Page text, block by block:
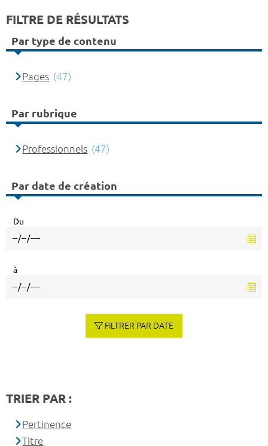
FILTRE DE RÉSULTATS
Par type de contenu
Pages (47)
Par rubrique
Professionnels (47)
Par date de création
Du
à
FILTRER PAR DATE
TRIER PAR :
Pertinence
Titre